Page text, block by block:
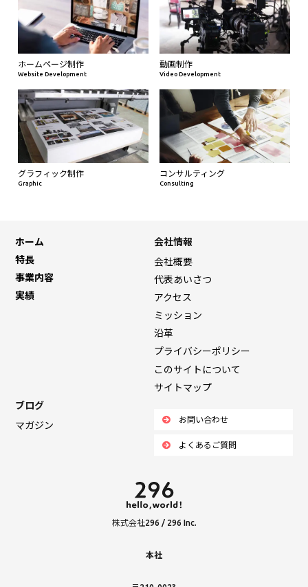
ホームページ制作
Website Development
動画制作
Video Development
グラフィック制作
Graphic
コンサルティング
Consulting
ホーム
特長
事業内容
実績
会社情報
会社概要
代表あいさつ
アクセス
ミッション
沿革
プライバシーポリシー
このサイトについて
サイトマップ
ブログ
マガジン
お問い合わせ
よくあるご質問
株式会社296 / 296 Inc.
本社